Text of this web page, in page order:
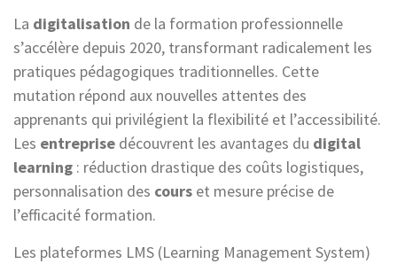
La digitalisation de la formation professionnelle
s’accélère depuis 2020, transformant radicalement les
pratiques pédagogiques traditionnelles. Cette
mutation répond aux nouvelles attentes des
apprenants qui privilégient la flexibilité et l’accessibilité.
Les entreprise découvrent les avantages du digital
learning : réduction drastique des coûts logistiques,
personnalisation des cours et mesure précise de
l’efficacité formation.
Les plateformes LMS (Learning Management System)